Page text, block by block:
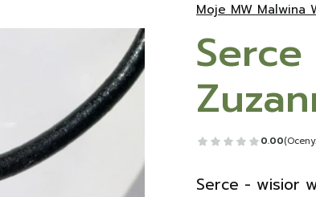
Moje MW Malwina
0.00
Serce - wisior